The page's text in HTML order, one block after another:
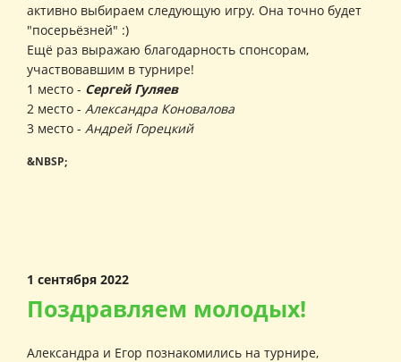
активно выбираем следующую игру. Она точно будет
"посерьёзней" :)
Ещё раз выражаю благодарность спонсорам,
участвовавшим в турнире!
1 место - Сергей Гуляев
2 место - Александра Коновалова
3 место - Андрей Горецкий
&NBSP;
1 сентября 2022
Поздравляем молодых!
Александра и Егор познакомились на турнире,